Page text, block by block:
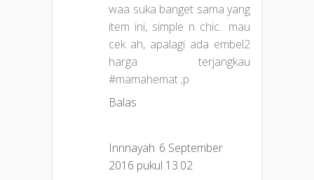
waa suka banget sama yang
item ini, simple n chic.. mau
cek ah, apalagi ada embel2
harga terjangkau
#mamahemat ;p
Balas
Innnayah 6 September
2016 pukul 13.02